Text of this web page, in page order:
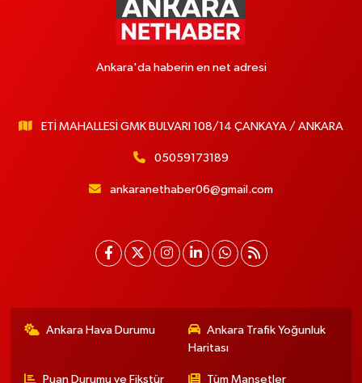
Ankara'da haberin en net adresi
ETİ MAHALLESİ GMK BULVARI 108/14 ÇANKAYA / ANKARA
05059173189
ankaranethaber06@gmail.com
Ankara Hava Durumu
Ankara Trafik Yoğunluk
Haritası
Puan Durumu ve Fikstür Tüm Manşetler